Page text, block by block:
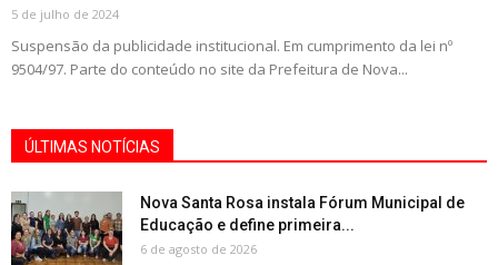
5 de julho de 2024
Suspensão da publicidade institucional. Em cumprimento da lei nº
9504/97. Parte do conteúdo no site da Prefeitura de Nova...
ÚLTIMAS NOTÍCIAS
Nova Santa Rosa instala Fórum Municipal de
Educação e define primeira...
6 de agosto de 2026